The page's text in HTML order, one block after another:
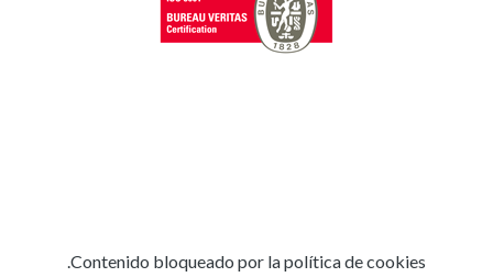
Contenido bloqueado por la política de cookies.